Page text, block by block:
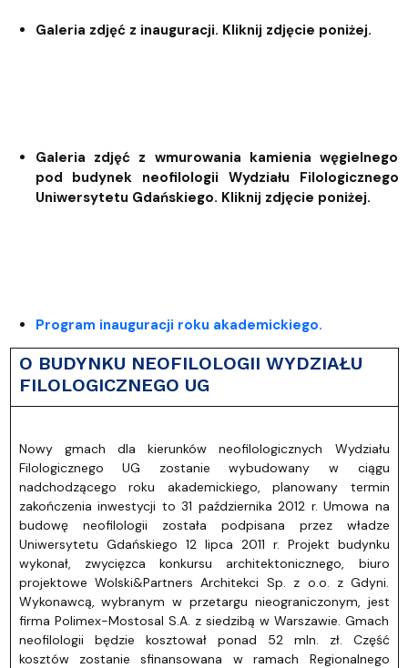
Galeria zdjęć z inauguracji. Kliknij zdjęcie poniżej.
Galeria zdjęć z wmurowania kamienia węgielnego
pod budynek neofilologii Wydziału Filologicznego
Uniwersytetu Gdańskiego. Kliknij zdjęcie poniżej.
Program inauguracji roku akademickiego.
O BUDYNKU NEOFILOLOGII WYDZIAŁU
FILOLOGICZNEGO UG
Nowy gmach dla kierunków neofilologicznych Wydziału
Filologicznego UG zostanie wybudowany w ciągu
nadchodzącego roku akademickiego, planowany termin
zakończenia inwestycji to 31 października 2012 r. Umowa na
budowę neofilologii została podpisana przez władze
Uniwersytetu Gdańskiego 12 lipca 2011 r. Projekt budynku
wykonał, zwycięzca konkursu architektonicznego, biuro
projektowe Wolski&Partners Architekci Sp. z o.o. z Gdyni.
Wykonawcą, wybranym w przetargu nieograniczonym, jest
firma Polimex-Mostosal S.A. z siedzibą w Warszawie. Gmach
neofilologii będzie kosztował ponad 52 mln. zł. Część
kosztów zostanie sfinansowana w ramach Regionalnego